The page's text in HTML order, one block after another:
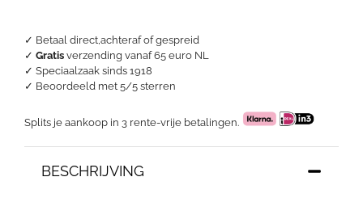
✓ Betaal direct,achteraf of gespreid
✓ Gratis verzending vanaf 65 euro NL
✓ Speciaalzaak sinds 1918
✓ Beoordeeld met 5/5 sterren
Splits je aankoop in 3 rente-vrije betalingen.
BESCHRIJVING